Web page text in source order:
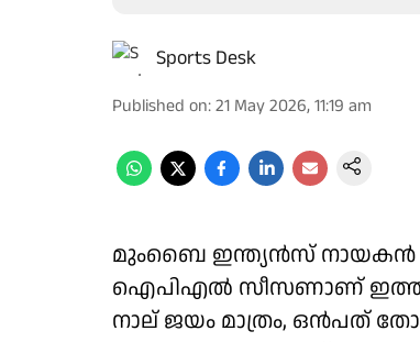
Sports Desk
Published on:21 May 2026, 11:19 am
മുംബൈ ഇന്ത്യൻസ് നായകൻ
ഐപിഎൽ സീസണാണ്
നാല് ജയം മാത്രം, ഒൻപത്